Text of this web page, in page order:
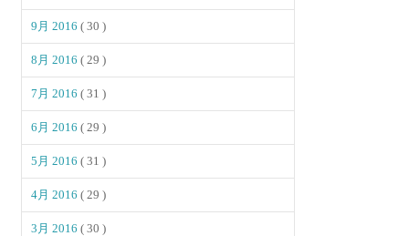
9月 2016( 30 )
8月 2016( 29 )
7月 2016( 31 )
6月 2016( 29 )
5月 2016( 31 )
4月 2016( 29 )
3月 2016( 30 )